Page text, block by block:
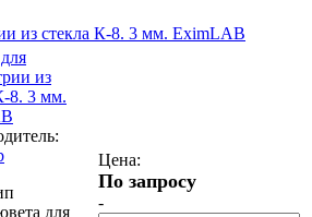
из стекла К-8. 3 мм. EximLAB
из
8. 3 мм.
для
Цена:
По запросу
-